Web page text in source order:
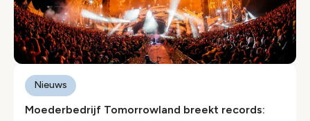
Moederbedrijf Tomorrowland breekt records:
Nieuws